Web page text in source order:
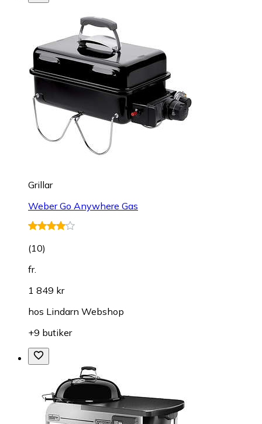
Grillar
Weber Go Anywhere Gas
(10)
fr.
1 849 kr
hos Lindarn Webshop
+9 butiker